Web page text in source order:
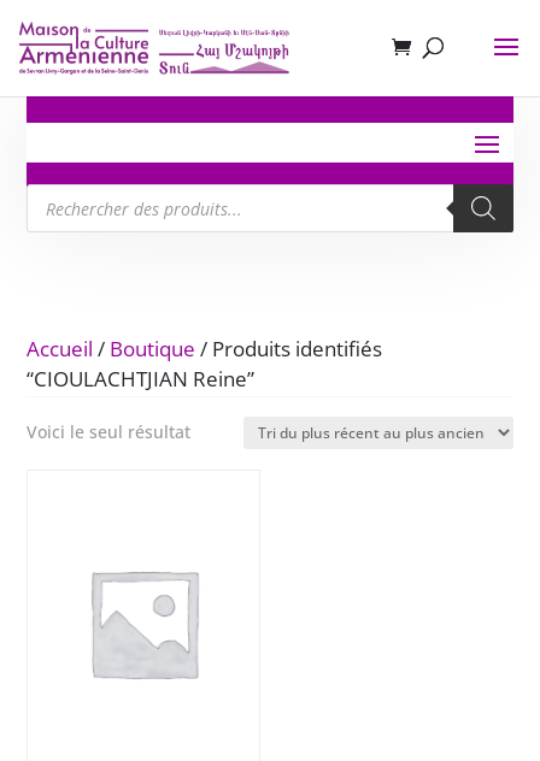
Recherche
de
produits
Accueil / Boutique / Produits identifiés
“CIOULACHTJIAN Reine”
Voici le seul résultat